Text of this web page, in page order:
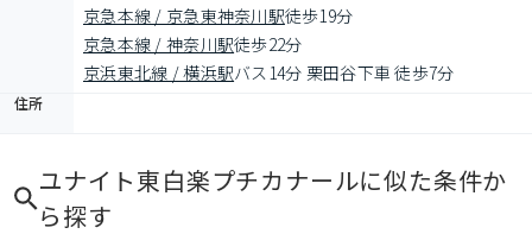
京急本線 / 京急東神奈川駅徒歩19分
京急本線 / 神奈川駅徒歩22分
京浜東北線 / 横浜駅バス14分 栗田谷下車 徒歩7分
住所
ユナイト東白楽プチカナールに似た条件か
ら探す